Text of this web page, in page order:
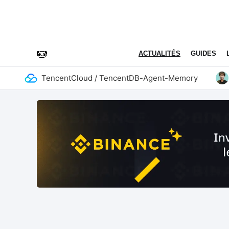
ACTUALITÉS GUIDES
TencentCloud / TencentDB-Agent-Memory